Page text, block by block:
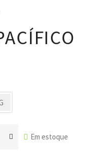
Em estoque